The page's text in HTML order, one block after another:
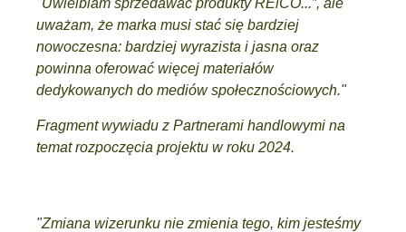
"Uwielbiam sprzedawać produkty REiCO...”, ale
uważam, że marka musi stać się bardziej
nowoczesna: bardziej wyrazista i jasna oraz
powinna oferować więcej materiałów
dedykowanych do mediów społecznościowych."
Fragment wywiadu z Partnerami handlowymi na
temat rozpoczęcia projektu w roku 2024.
"Zmiana wizerunku nie zmienia tego, kim jesteśmy